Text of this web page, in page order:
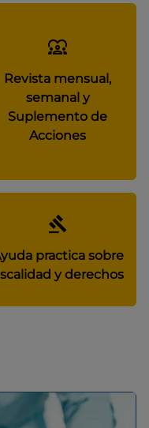
Revista mensual,
semanal y
Suplemento de
Acciones
practica sobre
y derechos